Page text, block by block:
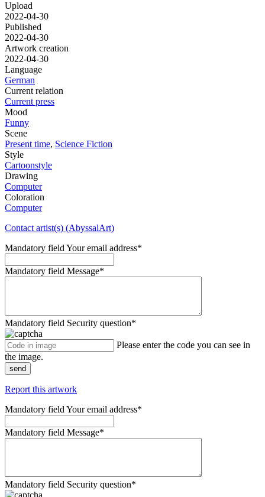
Upload
2022-04-30
Published
2022-04-30
Artwork creation
2022-04-30
Language
German
Current relation
Current press
Mood
Funny
Scene
Present time, Science Fiction
Style
Cartoonstyle
Drawing
Computer
Coloration
Computer
Contact artist(s) (AbyssalArt)
Mandatory field Your email address*
Mandatory field Message*
Mandatory field Security question*
Please enter the code you can see in
the image.
send
Report this artwork
Mandatory field Your email address*
Mandatory field Message*
Mandatory field Security question*